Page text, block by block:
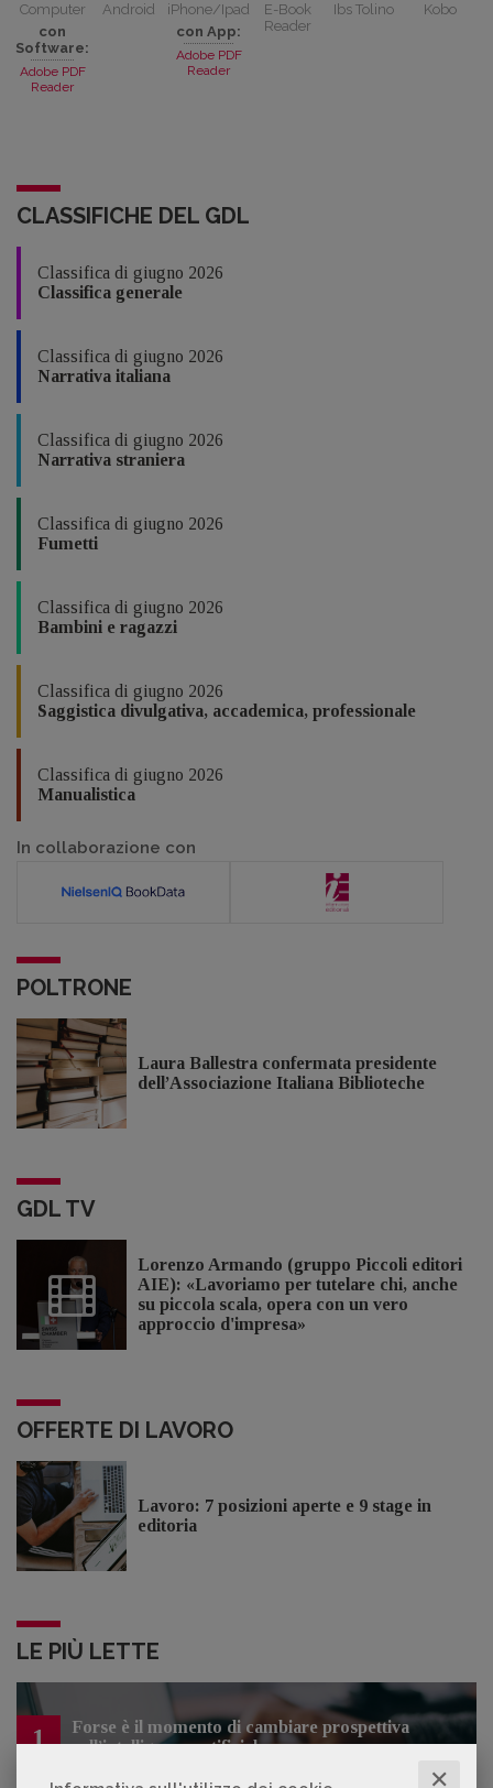
✕
Computer
con
Software:
Adobe PDF
Reader
Android
iPhone/Ipad
con App:
Adobe PDF
Reader
E-Book
Reader
Ibs Tolino Kobo
CLASSIFICHE DEL GDL
Classifica di giugno 2026
Classifica generale
Classifica di giugno 2026
Narrativa italiana
Classifica di giugno 2026
Narrativa straniera
Classifica di giugno 2026
Fumetti
Classifica di giugno 2026
Bambini e ragazzi
Classifica di giugno 2026
Saggistica divulgativa, accademica, professionale
Classifica di giugno 2026
Manualistica
In collaborazione con
POLTRONE
Laura Ballestra confermata presidente
dell’Associazione Italiana Biblioteche
GDL TV
Lorenzo Armando (gruppo Piccoli editori
AIE): «Lavoriamo per tutelare chi, anche
su piccola scala, opera con un vero
approccio d'impresa»
OFFERTE DI LAVORO
Lavoro: 7 posizioni aperte e 9 stage in
editoria
LE PIÙ LETTE
1
Forse è il momento di cambiare prospettiva
sull’intelligenza artificiale